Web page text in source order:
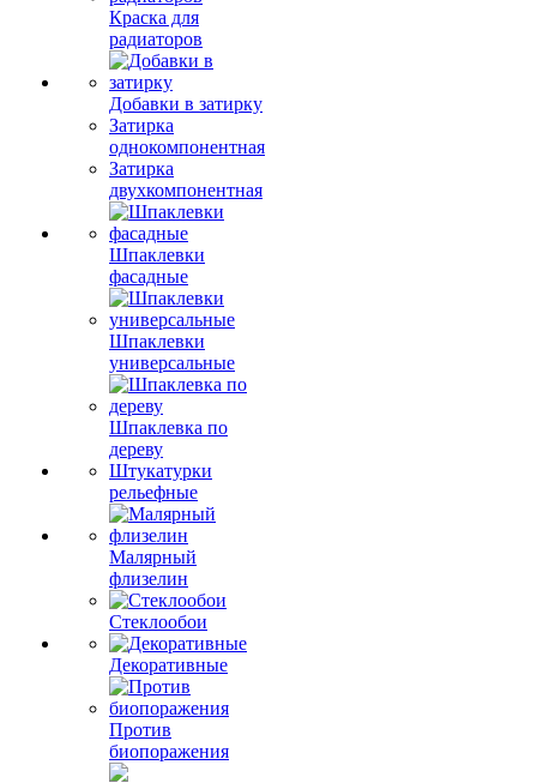
Краска для
радиаторов
Добавки в затирку
Затирка
однокомпонентная
Затирка
двухкомпонентная
Шпаклевки
фасадные
Шпаклевки
универсальные
Шпаклевка по
дереву
Штукатурки
рельефные
Малярный
флизелин
Стеклообои
Декоративные
Против
биопоражения